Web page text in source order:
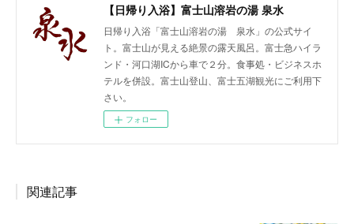
【日帰り入浴】富士山溶岩の湯 泉水
日帰り入浴「富士山溶岩の湯 泉水」の公式サイ
ト。富士山が見える絶景の露天風呂。富士急ハイラ
ンド・河口湖ICから車で２分。食事処・ビジネスホ
テルを併設。富士山登山、富士五湖観光にご利用下
さい。
フォロー
関連記事